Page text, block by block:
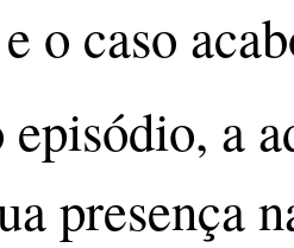
o caso
a
presença